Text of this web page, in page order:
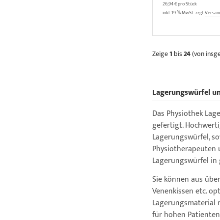
26,94 € pro Stück
inkl. 19 % MwSt. zzgl.
Zeige1 bis24(von
Lagerungswürfel
Das Physiothek
gefertigt.
Lagerungswürfel,
Lagerungswürfel
Sie können aus
Venenkissen etc.
Lagerungsmaterial
für hohen